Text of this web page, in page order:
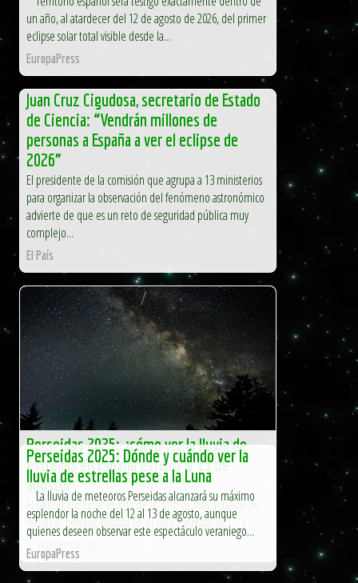
un año, al atardecer del 12 de agosto de 2026, del primer
eclipse solar total visible desde la...
EuropaPress
Juan Cruz Cigudosa, secretario de Estado
de Ciencia: “Vendrán millones de
personas a España a ver el eclipse de
2026”
El presidente de la comisión que agrupa a 13 ministerios
para organizar la observación del fenómeno astronómico
advierte de que es un reto de seguridad pública muy
complejo...
El País
Perseidas 2025: ¿cómo ver la lluvia de
estrellas en España este 12 y 13 de
agosto?
El calendario lunar es una de las formas más antiguas de
medir el tiempo, basada en el ciclo mensual de […]
Perseidas 2025: Dónde y cuándo ver la
lluvia de estrellas pese a la Luna
La lluvia de meteoros Perseidas alcanzará su máximo
esplendor la noche del 12 al 13 de agosto, aunque
quienes deseen observar este espectáculo veraniego...
EuropaPress